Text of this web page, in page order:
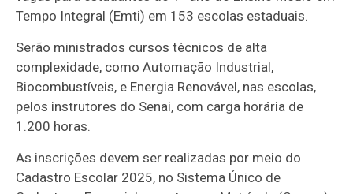
Tempo Integral (Emti) em 153 escolas estaduais.
Serão ministrados cursos técnicos de alta
complexidade, como Automação Industrial,
Biocombustíveis, e Energia Renovável, nas escolas,
pelos instrutores do Senai, com carga horária de
1.200 horas.
As inscrições devem ser realizadas por meio do
Cadastro Escolar 2025, no Sistema Único de